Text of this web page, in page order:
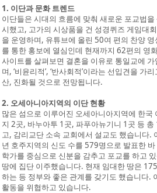
1. 이단과 문화 트렌드
이단들은 시대의 흐름에 맞춰 새로운 포교법
시했고, 고가의 시상품을 건 성경퀴즈 게임대
을 운영하며, 유튜브에 올린 50여 편의 찬양
를 통한 홍보에 열심인데 현재까지 62편의 영
사이트를 살펴보면 결혼을 이유로 통일교에
며, ‘비윤리적’, ‘반사회적’이라는 선입견을
산, 진화될 것으로 전망됩니다.
2. 오세아니아지역의 이단 현황
많은 섬으로 이루어진 오세아니아지역에 한
지 2곳, 바누아투 1곳, 파푸아뉴기니 1곳 등
고, 감리교단 소속 교회에서 설교도 했습니다
년 호주지역의 신도 수를 579명으로 발표한
학가를 중심으로 신분을 감추고 포교를 하고
땅에 집단 이주했습니다. 현재 임대한 땅은
하는 등 정부와 좋은 관계를 갖기도 했습니다.
활동을 위협하고 있습니다.